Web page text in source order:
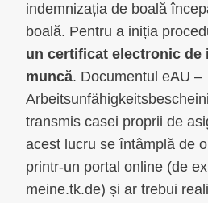
indemnizația de boală
boală. Pentru a iniția
un certificat electronic de
muncă. Documentul eAU –
transmis casei proprii de
acest lucru se întâmplă de
printr-un portal online (de
meine.tk.de) și ar trebui